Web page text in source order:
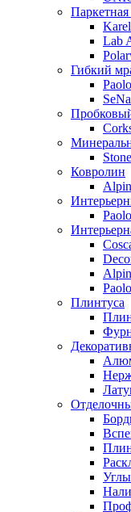
Lab
Гибкий
Ковролин
Плинтуса